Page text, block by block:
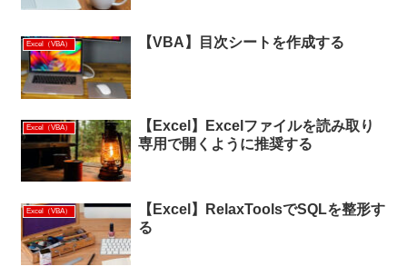
Excel（VBA） 【VBA】目次シートを作成する
Excel（VBA）
【Excel】Excelファイルを読み取り
専用で開くように推奨する
Excel（VBA）
【Excel】RelaxToolsでSQLを整形す
る